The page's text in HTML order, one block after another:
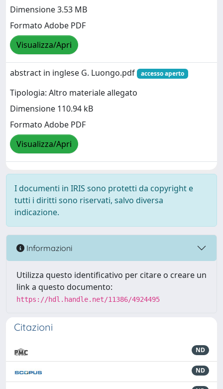
Dimensione 3.53 MB
Formato Adobe PDF
Visualizza/Apri
abstract in inglese G. Luongo.pdf accesso aperto
Tipologia: Altro materiale allegato
Dimensione 110.94 kB
Formato Adobe PDF
Visualizza/Apri
I documenti in IRIS sono protetti da copyright e
tutti i diritti sono riservati, salvo diversa
indicazione.
Informazioni
Utilizza questo identificativo per citare o creare un
link a questo documento:
https://hdl.handle.net/11386/4924495
Citazioni
ND
ND